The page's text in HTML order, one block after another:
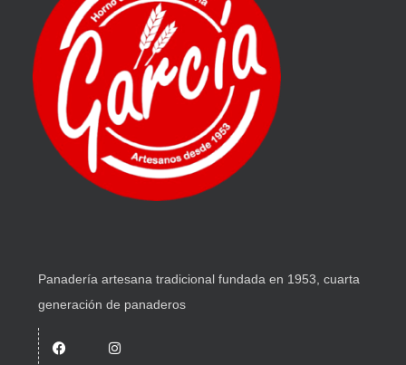
Panadería artesana tradicional fundada en 1953, cuarta
generación de panaderos